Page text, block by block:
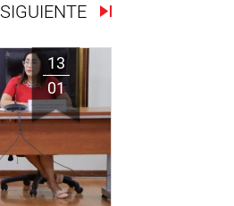
SIGUIENTE
13
01